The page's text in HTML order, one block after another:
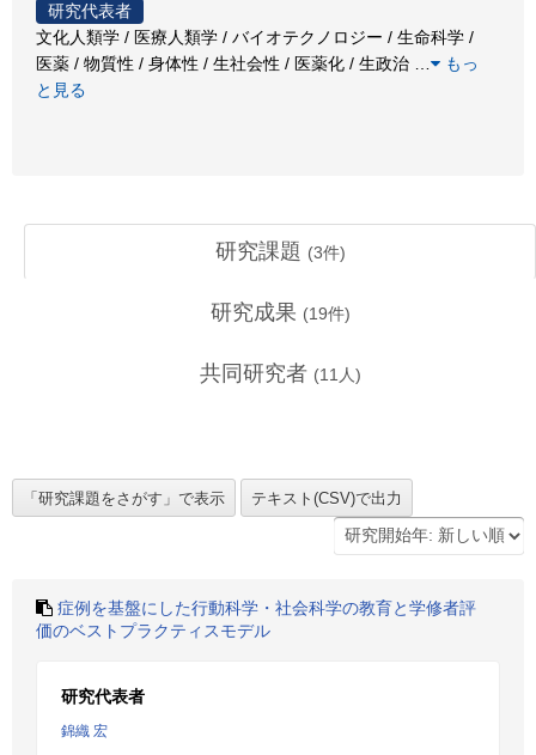
研究代表者
文化人類学 / 医療人類学 / バイオテクノロジー / 生命科学 /
医薬 / 物質性 / 身体性 / 生社会性 / 医薬化 / 生政治
もっ
と見る
研究課題 (3件)
研究成果 (19件)
共同研究者 (11 人)
症例を基盤にした行動科学・社会科学の教育と学修者評
価のベストプラクティスモデル
研究代表者
錦織 宏